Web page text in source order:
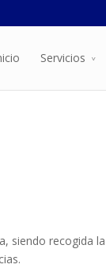
Servicios
siendo recogida